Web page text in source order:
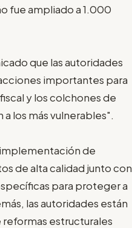
fue ampliado a 1.000
que las autoridades
importantes para
y los colchones de
los más vulnerables".
de
de alta calidad junto con
para proteger a
las autoridades están
reformas estructurales